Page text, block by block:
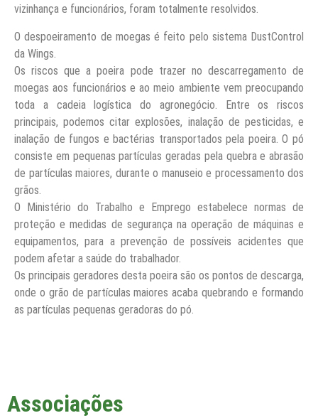
vizinhança e funcionários, foram totalmente resolvidos.
O despoeiramento de moegas é feito pelo sistema DustControl
da Wings.
Os riscos que a poeira pode trazer no descarregamento de
moegas aos funcionários e ao meio ambiente vem preocupando
toda a cadeia logística do agronegócio. Entre os riscos
principais, podemos citar explosões, inalação de pesticidas, e
inalação de fungos e bactérias transportados pela poeira. O pó
consiste em pequenas partículas geradas pela quebra e abrasão
de partículas maiores, durante o manuseio e processamento dos
grãos.
O Ministério do Trabalho e Emprego estabelece normas de
proteção e medidas de segurança na operação de máquinas e
equipamentos, para a prevenção de possíveis acidentes que
podem afetar a saúde do trabalhador.
Os principais geradores desta poeira são os pontos de descarga,
onde o grão de partículas maiores acaba quebrando e formando
as partículas pequenas geradoras do pó.
Associações